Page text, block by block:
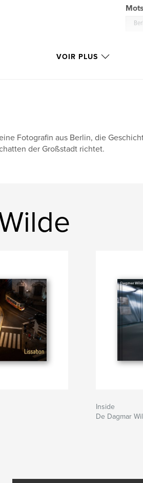
VOIR PLUS
Fotografin aus Berlin, die
der Großstadt richtet.
Inside
De Dagmar